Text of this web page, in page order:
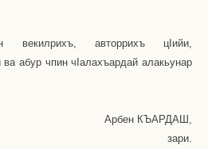
векилрихъ, авторрихъ ц ийи,
ва абур чпин ч Iалахъардай алакьунар
Арбен КЪАРДАШ,
зари.